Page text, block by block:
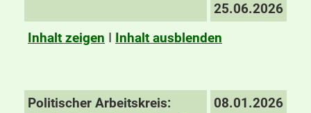
25.06.2026
Inhalt zeigen I Inhalt ausblenden
Politischer Arbeitskreis:
08.01.2026